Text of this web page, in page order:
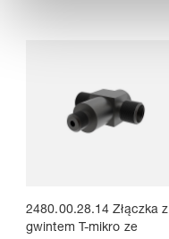
2480.00.28.14 Złączka z
gwintem T-mikro ze